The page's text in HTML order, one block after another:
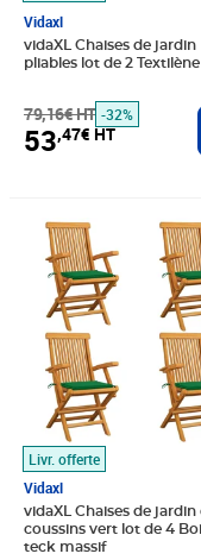
Vidaxl
vidaXL Chaises de jardin
pliables lot de 2
79,16€ HT -32%
53,47€ HT
Livr. offerte
Vidaxl
vidaXL Chaises de jardin
coussins vert lot de 4
teck massif
Prix 257,49€ HT